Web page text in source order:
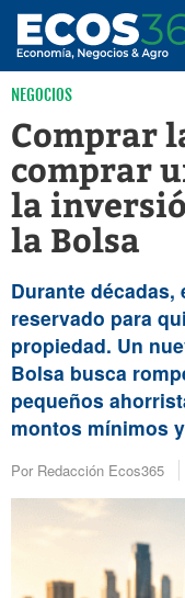
NEGOCIOS
Comprar
comprar
la
la Bolsa
Durante
reservado para
propiedad. Un
Bolsa busca
pequeños
montos mínimos
Por Redacción Ecos365